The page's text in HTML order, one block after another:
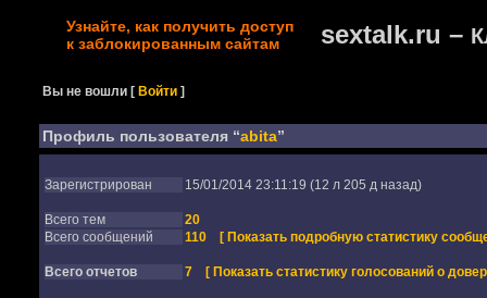
Узнайте, как получить доступ
к заблокированным сайтам
sextalk.ru –
Вы не вошли [Войти ]
Профиль пользователя “abita”
Зарегистрирован 15/01/2014 23:11:19 (12 л 205 д назад)
Всего тем
20
Всего сообщений
110 [ Показать подробную статистику
Всего отчетов 7 [ Показать статистику голосований о